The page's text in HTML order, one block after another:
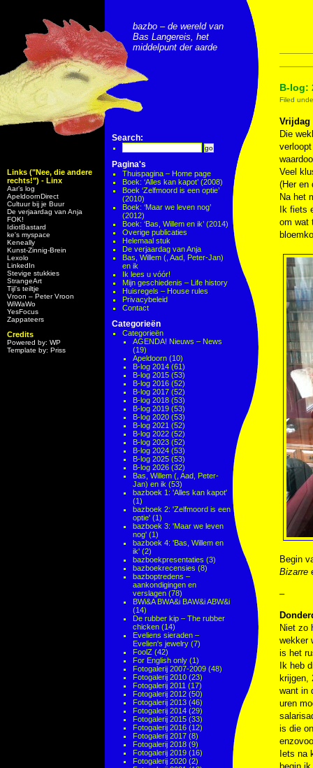
Links ("Nee, die andere
rechts!") - Linx
Aar’s log
ApeldoornDirect
Cultuur bij je Buur
De verjaardag van Anja
FOK!
IdiotBastard
ke's myspace
Keneally
Kunst-Zinnig-Brein
Lexolo
LinkedIn
Stevige stukkies
StrangeArt
Tijl’s teiltje
Vroon – Peter Vroon
WiWaWo
YesFocus
Zappateers
Credits
Powered by: WP
Template by: Priss
bazbo – de wereld van
Bas Langereis, het
middelpunt der aarde
Search:
Pagina's
Thuispagina – Home page
Boek: ‘Alles kan kapot’ (2008)
Boek ‘Zelfmoord is een optie’
(2010)
Boek: ‘Maar we leven nog’
(2012)
Boek: ‘Bas, Willem en ik’ (2014)
Overige publicaties
Helemaal stuk
De verjaardag van Anja
Bas, Willem (, Aad, Peter-Jan)
en ik
Ik lees u vóór!
Mijn geschiedenis – Life history
Huisregels – House rules
Privacybeleid
Contact
Categorieën
Categorieën
AGENDA! Nieuws – News
(19)
Apeldoorn (10)
B-log 2014 (61)
B-log 2015 (53)
B-log 2016 (52)
B-log 2017 (52)
B-log 2018 (53)
B-log 2019 (53)
B-log 2020 (53)
B-log 2021 (52)
B-log 2022 (52)
B-log 2023 (52)
B-log 2024 (53)
B-log 2025 (53)
B-log 2026 (32)
Bas, Willem (, Aad, Peter-
Jan) en ik (53)
bazboek 1: 'Alles kan kapot'
(1)
bazboek 2: 'Zelfmoord is een
optie' (1)
bazboek 3: 'Maar we leven
nog' (1)
bazboek 4: 'Bas, Willem en
ik' (2)
bazboekpresentaties (3)
bazboekrecensies (8)
bazboptredens –
aankondigingen en
verslagen (78)
BWi&A BWA&i BAW&i ABW&i
(14)
De rubber kip – The rubber
chicken (14)
Eveliens sieraden –
Evelien's jewelry (7)
FoolZ (42)
For English only (1)
Fotogalerij 2007-2009 (48)
Fotogalerij 2010 (23)
Fotogalerij 2011 (17)
Fotogalerij 2012 (50)
Fotogalerij 2013 (46)
Fotogalerij 2014 (29)
Fotogalerij 2015 (33)
Fotogalerij 2016 (12)
Fotogalerij 2017 (8)
Fotogalerij 2018 (9)
Fotogalerij 2019 (16)
Fotogalerij 2020 (2)
B-log:
Filed
Vrijdag
Die
Veel
(Her en
Na het
Ik fiets
om wat
Begin
Bizarre
–
Niet zo
wekker
is het
Ik heb
krijgen,
want in
uren
is die
Iets na